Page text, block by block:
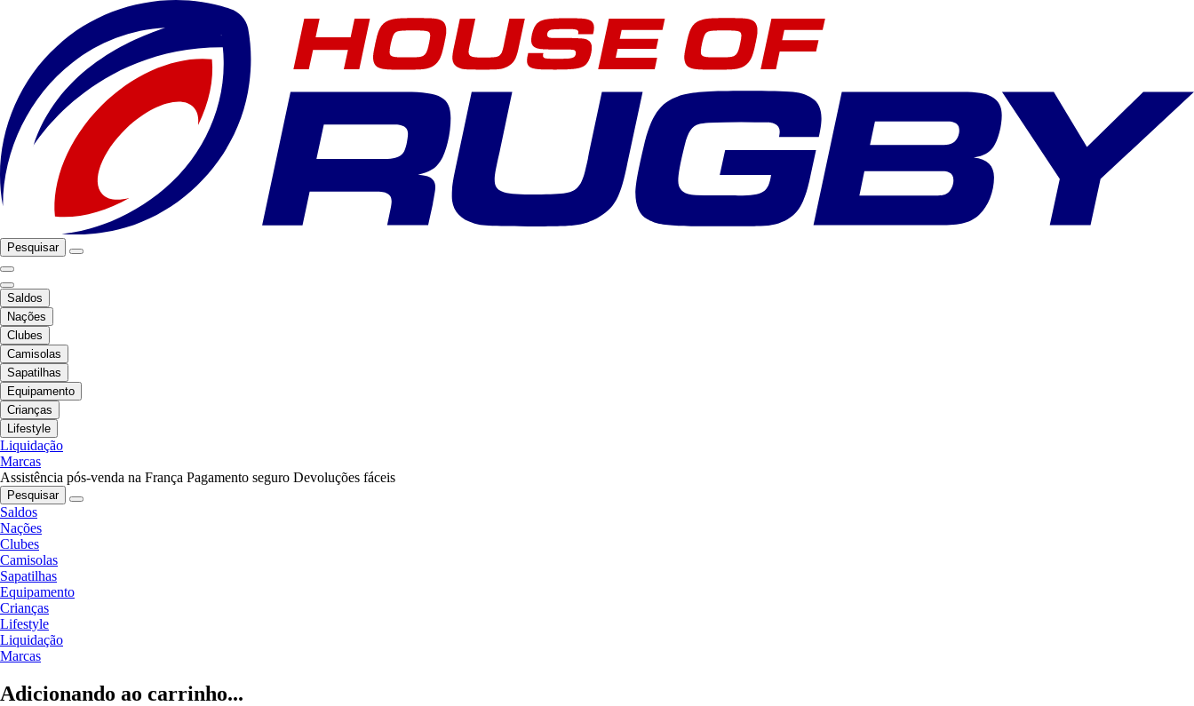
Pesquisar
Saldos
Nações
Clubes
Camisolas
Sapatilhas
Equipamento
Crianças
Lifestyle
Liquidação
Marcas
Assistência pós-venda na França Pagamento seguro Devoluções fáceis
Pesquisar
Saldos
Nações
Clubes
Camisolas
Sapatilhas
Equipamento
Crianças
Lifestyle
Liquidação
Marcas
Adicionando ao carrinho...